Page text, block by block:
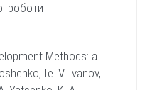
роботи
Methods: a
Ie. V. Ivanov,